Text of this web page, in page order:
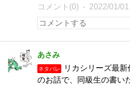
コメント(0) 2022/01/01
あさみ
ネタバレ
リカシリーズ最
のお話で、同級生の書い